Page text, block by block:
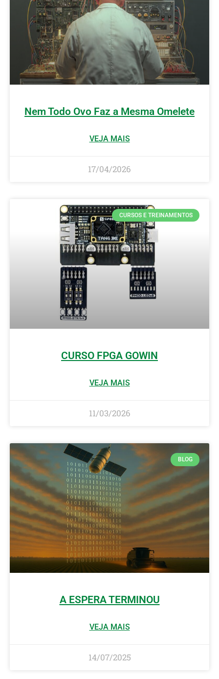
Nem Todo Ovo Faz a Mesma Omelete
VEJA MAIS
17/04/2026
CURSOS E TREINAMENTOS
CURSO FPGA GOWIN
VEJA MAIS
11/03/2026
BLOG
A ESPERA TERMINOU
VEJA MAIS
14/07/2025